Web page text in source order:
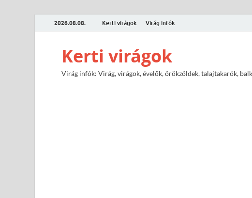
2026.08.08. Kerti virágok Virág infók
Kerti virágok
Virág infók: Virág, virágok, évelők, örökzöldek, talajtakarók,